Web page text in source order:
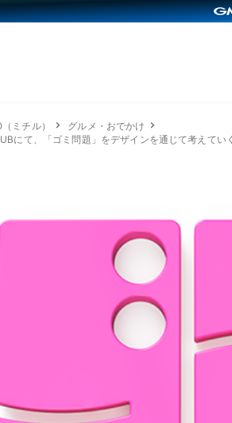
ミチル）
グルメ・おでかけ
にて、「ゴミ問題」をデザインを通じて考えてい